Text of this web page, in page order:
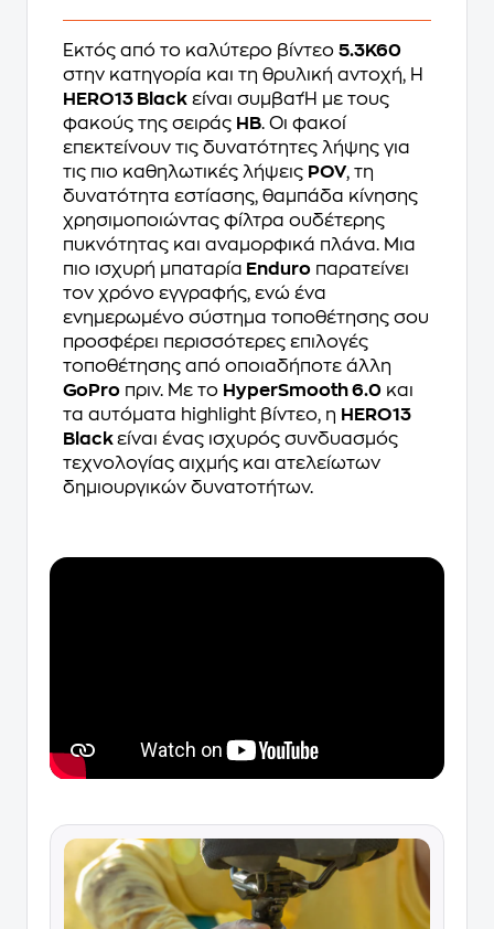
Εκτός από το καλύτερο βίντεο 5.3K60
στην κατηγορία και τη θρυλική αντοχή, Η
HERO13 Black είναι συμβατΉ με τους
φακούς της σειράς HB. Οι φακοί
επεκτείνουν τις δυνατότητες λήψης για
τις πιο καθηλωτικές λήψεις POV, τη
δυνατότητα εστίασης, θαμπάδα κίνησης
χρησιμοποιώντας φίλτρα ουδέτερης
πυκνότητας και αναμορφικά πλάνα. Μια
πιο ισχυρή μπαταρία Enduro παρατείνει
τον χρόνο εγγραφής, ενώ ένα
ενημερωμένο σύστημα τοποθέτησης σου
προσφέρει περισσότερες επιλογές
τοποθέτησης από οποιαδήποτε άλλη
GoPro πριν. Με το HyperSmooth 6.0 και
τα αυτόματα highlight βίντεο, η HERO13
Blackείναι ένας ισχυρός συνδυασμός
τεχνολογίας αιχμής και ατελείωτων
δημιουργικών δυνατοτήτων.